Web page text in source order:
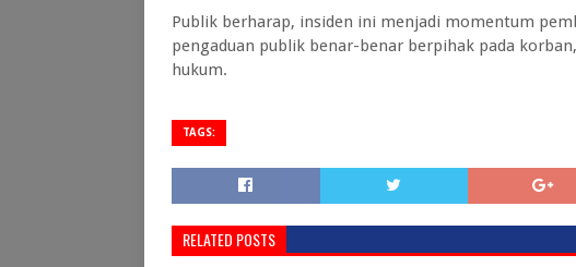
Publik berharap, insiden ini menjadi momentum
pengaduan publik benar-benar berpihak pada
hukum.
TAGS:
RELATED POSTS